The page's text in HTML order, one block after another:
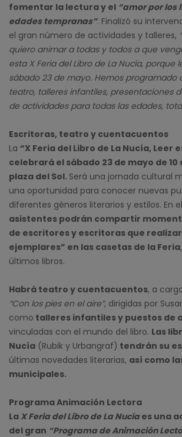
fomentar la lectura y el “amor por los
edades tempranas”. Finalizó su
el gran número de actividades y talleres,
quiero animar a todas y todos a que
esta X Feria del Libro de La Nucía, porque
sábado 23 de mayo. Hemos programado
teatro, talleres infantiles, presentaciones
de actividades para todas las edades,
Escritoras, teatro y cuentacuentos
La “X Feria del Libro de La Nucía, Leer
celebrará el sábado 23 de mayo de 10
plaza del Sol. Será una jornada cultural
una oportunidad para conocer nuevas
diferentes géneros literarios y estilos. En
asistentes podrán compartir
de escritores y escritoras que
ejemplares” en las casetas de la Feria
últimos libros.
Habrá teatro y cuentacuentos, a
“Con los pies en el aire”, dirigidas por
como talleres infantiles y puestos de
vinculadas con el mundo del libro. Las
Nucía (Rubik y Urbangraf) tendrán su
últimas novedades literarias, así como
municipales.
Programa Animación Lectora
La X Feria del Libro de La Nucíaes una
del gran “Programa de Animación